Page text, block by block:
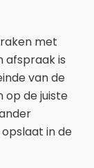
met
afspraak is
van de
op de juiste
in de